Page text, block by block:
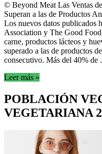
© Beyond Meat Las Ventas
Superan a las de Productos
Los nuevos datos publicados
Association y The Good
carne, productos lácteos y
superado a las de productos
consecutivo. Más del 40% de
Leer más »
POBLACIÓN
VEGETARIANA